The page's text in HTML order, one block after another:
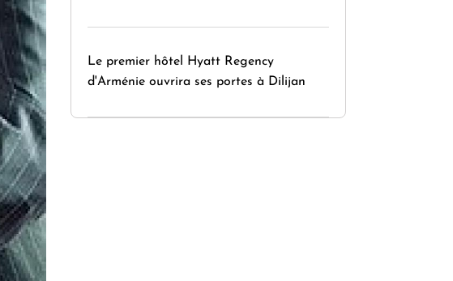
Le premier hôtel Hyatt Regency
d'Arménie ouvrira ses portes à Dilijan